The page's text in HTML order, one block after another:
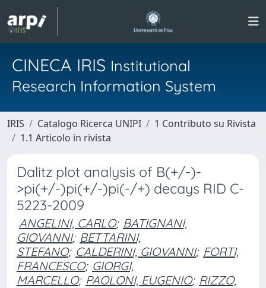
CINECA IRIS Institutional
Research Information System
IRIS Catalogo Ricerca UNIPI
1 Contributo su Rivista
1.1 Articolo in rivista
Dalitz plot analysis of B(+/-)-
>pi(+/-)pi(+/-)pi(-/+) decays RID C-
5223-2009
ANGELINI, CARLO; BATIGNANI,
GIOVANNI; BETTARINI,
STEFANO; CALDERINI, GIOVANNI; FORTI,
FRANCESCO; GIORGI,
MARCELLO; PAOLONI, EUGENIO; RIZZO,